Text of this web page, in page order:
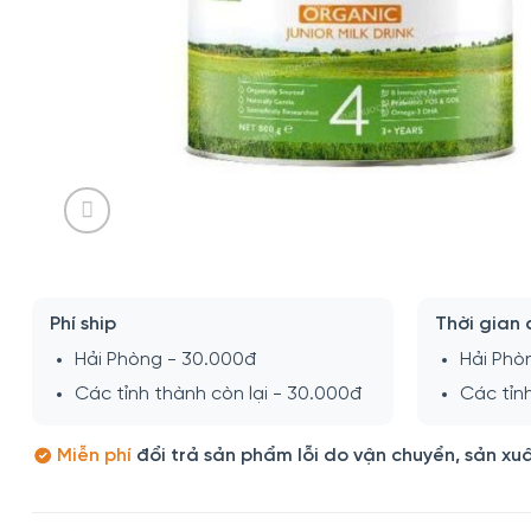
Phí ship
Hải Phòng - 30.000đ
Các tỉnh thành còn lại - 30.000đ
Thời gian
Hải
Các
Miễn phí đổi trả sản phẩm lỗi do vận chuyển, sản